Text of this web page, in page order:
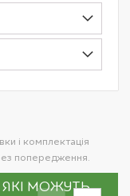
і комплектація
попередження.
МОЖУТЬ